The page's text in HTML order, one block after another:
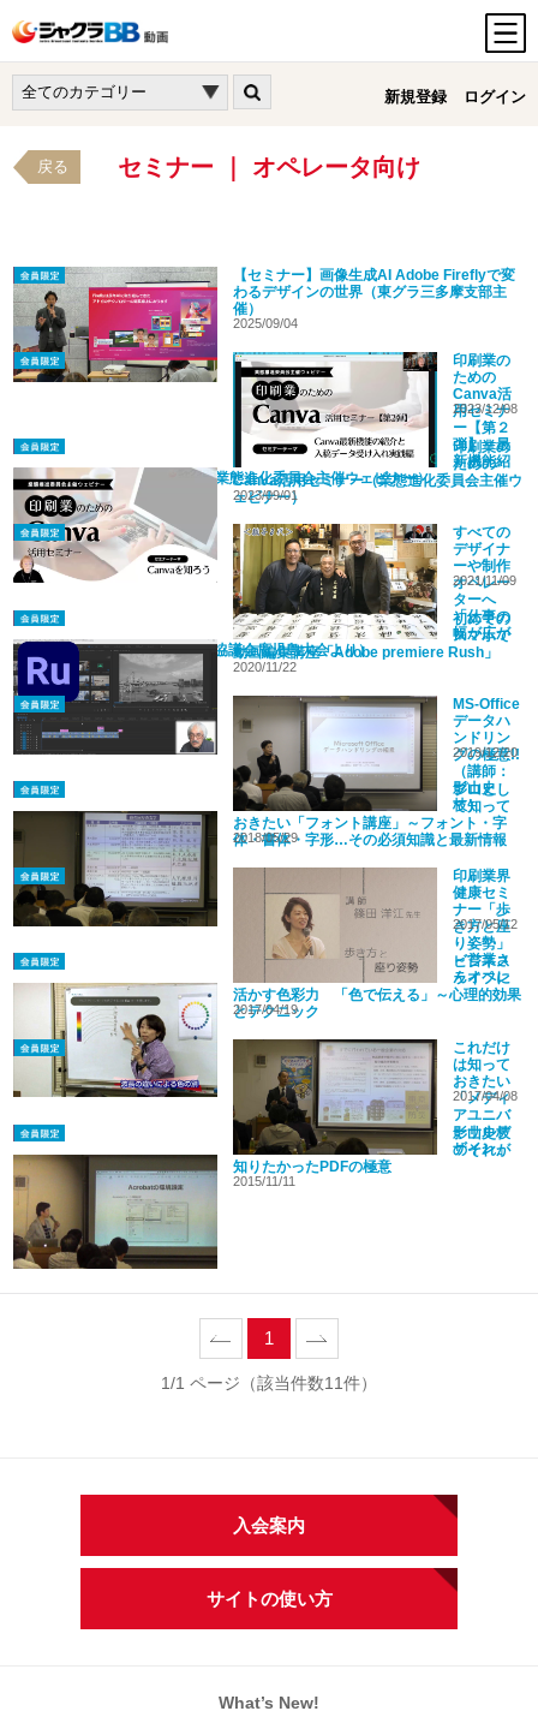
新規登録 ログイン
戻る セミナー ｜ オペレータ向け
【セミナー】画像生成AI Adobe Fireflyで変
わるデザインの世界（東グラ三多摩支部主
催）
2025/09/04
印刷業の
ための
Canva活
用セミナ
ー【第２
弾】～最
新機能紹
介と入稿データ受入実践編～（業態進化委員会主催ウェビナー）
2023/12/08
印刷業の
ための
Canva活用セミナー（業態進化委員会主催ウ
ェビナー）
2023/09/01
すべての
デザイナ
ーや制作
オペレー
ターへ
「仕事の
幅が広が
る毛筆書体」（SPACE-21全国協議会鹿児島大会より）
2021/11/09
初めての
スマホで
動画編集講座「Adobe premiere Rush」
2020/11/22
MS-Office
データハ
ンドリン
グの極意!!
（講師：
影山史
枝）
2019/12/20
プロとし
て知って
おきたい「フォント講座」～フォント・字
体・書体・字形…その必須知識と最新情報
2018/05/29
印刷業界
健康セミ
ナー「歩
き方と座
り姿勢」
～営業さ
んオペレ
ータさん必見! !～
2017/05/12
ビジネス
ライフに
活かす色彩力 「色で伝える」～心理的効果
とテクニック
2017/04/19
これだけ
は知って
おきたい
「メディ
アユニバ
ーサルデ
ザイン」
2017/04/08
影山史枝
のそれが
知りたかったPDFの極意
2015/11/11
prev
1
1/1 ページ（該当件数11件）
入会案内
サイトの使い方
What’s New!